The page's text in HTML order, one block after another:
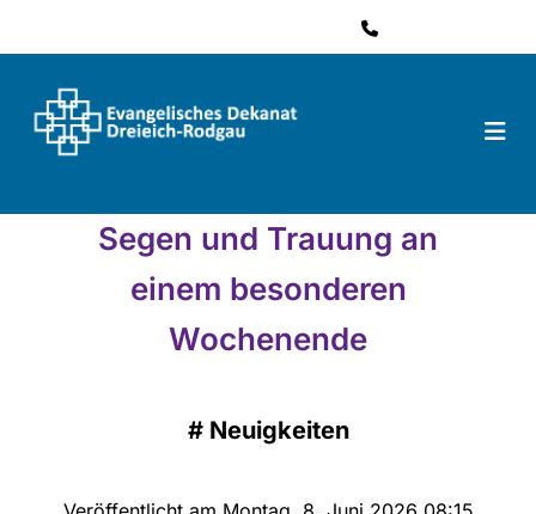

Segen und Trauung an
einem besonderen
Wochenende
# Neuigkeiten